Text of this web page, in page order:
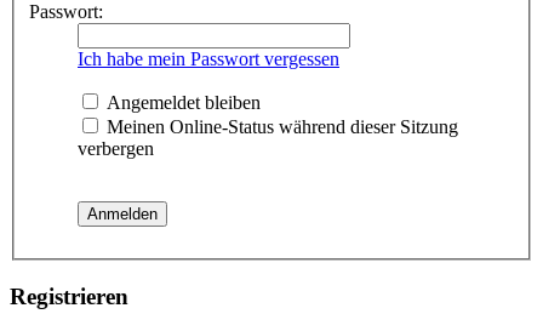
Passwort:
Ich habe mein Passwort vergessen
Angemeldet bleiben
Meinen Online-Status während dieser Sitzung
verbergen
Registrieren